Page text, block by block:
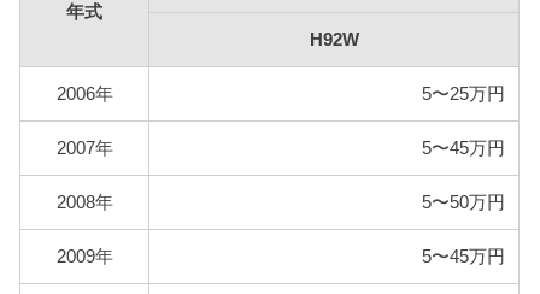
年式
H92W
2006年 5〜25万円
2007年 5〜45万円
2008年 5〜50万円
2009年 5〜45万円